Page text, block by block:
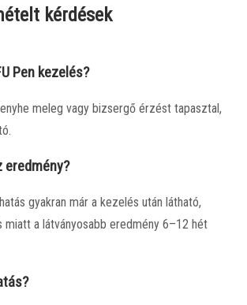
kérdések
Pen kezelés?
meleg vagy bizsergő érzést tapasztal,
eredmény?
gyakran már a kezelés után látható,
miatt a látványosabb eredmény 6–12 hét